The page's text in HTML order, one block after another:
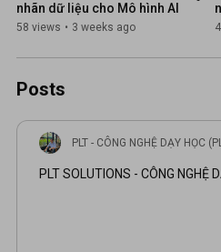
nhãn dữ liệu cho Mô hình AI
58 views • 3 weeks ago
Posts
PLT - CÔNG NGHỆ DẠY HỌC
PLT SOLUTIONS - CÔNG NGHỆ